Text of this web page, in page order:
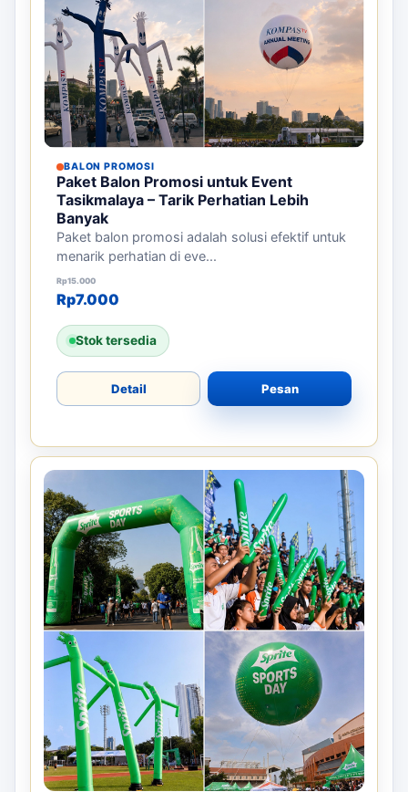
BALON PROMOSI
Paket Balon Promosi untuk Event
Tasikmalaya – Tarik Perhatian Lebih
Banyak
Paket balon promosi adalah solusi efektif untuk
menarik perhatian di eve...
Rp15.000
Harga aslinya adalah: Rp15.000.
Rp7.000
Harga saat ini adalah: Rp7.000.
Stok tersedia
Detail Pesan